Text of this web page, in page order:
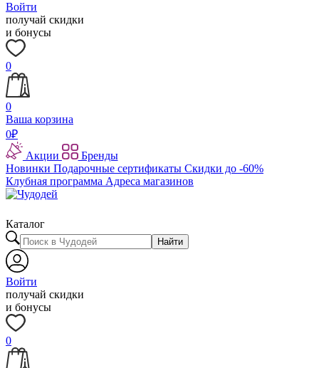
Войти
получай скидки
и бонусы
0
0
Ваша корзина
0₽
Акции
Бренды
Новинки Подарочные сертификаты Скидки до -60%
Клубная программа Адреса магазинов
Каталог
Найти
Войти
получай скидки
и бонусы
0